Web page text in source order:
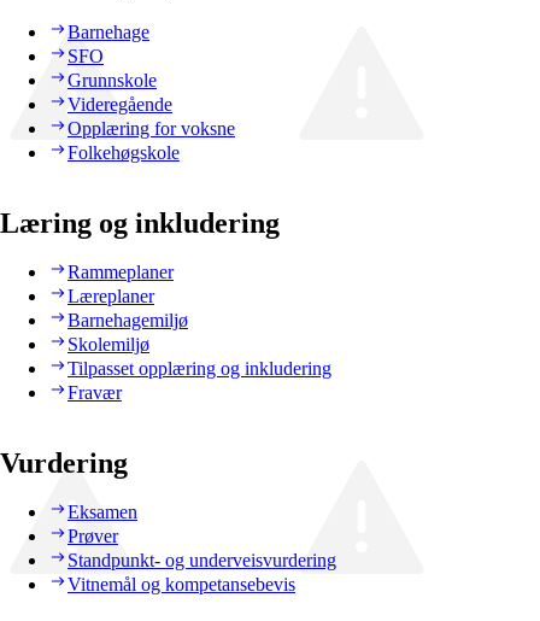
Barnehage
SFO
Grunnskole
Videregående
Opplæring for voksne
Folkehøgskole
Læring og inkludering
Rammeplaner
Læreplaner
Barnehagemiljø
Skolemiljø
Tilpasset opplæring og inkludering
Fravær
Vurdering
Eksamen
Prøver
Standpunkt- og underveisvurdering
Vitnemål og kompetansebevis